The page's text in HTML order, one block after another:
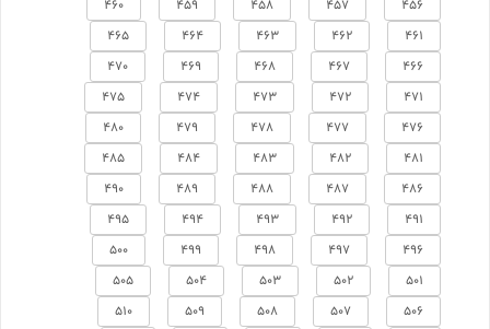
456
457
458
459
460
461
462
463
464
465
466
467
468
469
470
471
472
473
474
475
476
477
478
479
480
481
482
483
484
485
486
487
488
489
490
491
492
493
494
495
496
497
498
499
500
501
502
503
504
505
506
507
508
509
510